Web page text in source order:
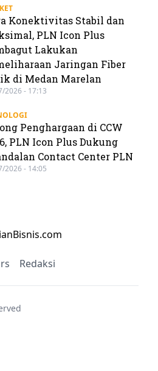
Konektivitas Stabil dan
PLN Icon Plus
Lakukan
Jaringan Fiber
di Medan Marelan
2026 - 17:13
Penghargaan di CCW
PLN Icon Plus Dukung
Contact Center PLN
2026 - 14:05
Redaksi